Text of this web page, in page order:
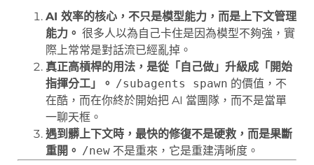
AI 效率的核心，不只是模型能力，而是上下文管理
能力。 很多人以為自己卡住是因為模型不夠強，實
際上常常是對話流已經亂掉。
真正高槓桿的用法，是從「自己做」升級成「開始
指揮分工」。 /subagents spawn 的價值，不
在酷，而在你終於開始把 AI 當團隊，而不是當單
一聊天框。
遇到髒上下文時，最快的修復不是硬救，而是果斷
重開。 /new 不是重來，它是重建清晰度。